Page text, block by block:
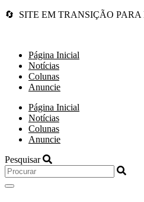
🔄 SITE EM TRANSIÇÃO PARA
Página Inicial
Notícias
Colunas
Anuncie
Página Inicial
Notícias
Colunas
Anuncie
Pesquisar